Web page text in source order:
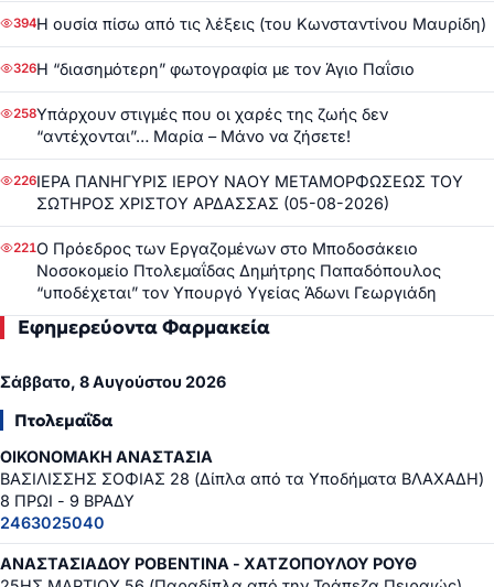
394Η ουσία πίσω από τις λέξεις (του Κωνσταντίνου Μαυρίδη)
326Η “διασημότερη” φωτογραφία με τον Άγιο Παΐσιο
258Υπάρχουν στιγμές που οι χαρές της ζωής δεν
“αντέχονται”… Μαρία – Μάνο να ζήσετε!
226ΙΕΡΑ ΠΑΝΗΓΥΡΙΣ ΙΕΡΟΥ ΝΑΟΥ ΜΕΤΑΜΟΡΦΩΣΕΩΣ ΤΟΥ
ΣΩΤΗΡΟΣ ΧΡΙΣΤΟΥ ΑΡΔΑΣΣΑΣ (05-08-2026)
221Ο Πρόεδρος των Εργαζομένων στο Μποδοσάκειο
Νοσοκομείο Πτολεμαΐδας Δημήτρης Παπαδόπουλος
“υποδέχεται” τον Υπουργό Υγείας Άδωνι Γεωργιάδη
Εφημερεύοντα Φαρμακεία
Σάββατο, 8 Αυγούστου 2026
Πτολεμαΐδα
ΟΙΚΟΝΟΜΑΚΗ ΑΝΑΣΤΑΣΙΑ
ΒΑΣΙΛΙΣΣΗΣ ΣΟΦΙΑΣ 28 (Δίπλα από τα Υποδήματα ΒΛΑΧΑΔΗ)
8 ΠΡΩΙ - 9 ΒΡΑΔΥ
2463025040
ΑΝΑΣΤΑΣΙΑΔΟΥ ΡΟΒΕΝΤΙΝΑ - ΧΑΤΖΟΠΟΥΛΟΥ ΡΟΥΘ